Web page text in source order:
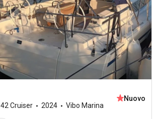
42 Cruiser 2024 Vibo Marina
Nuovo